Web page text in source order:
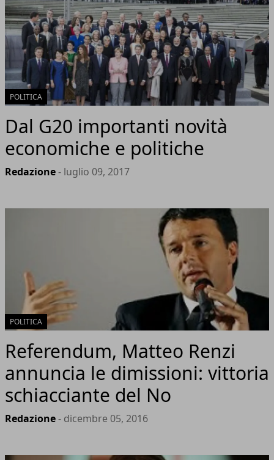
POLITICA
Dal G20 importanti novità
economiche e politiche
Redazione- luglio 09, 2017
POLITICA
Referendum, Matteo Renzi
annuncia le dimissioni: vittoria
schiacciante del No
Redazione- dicembre 05, 2016